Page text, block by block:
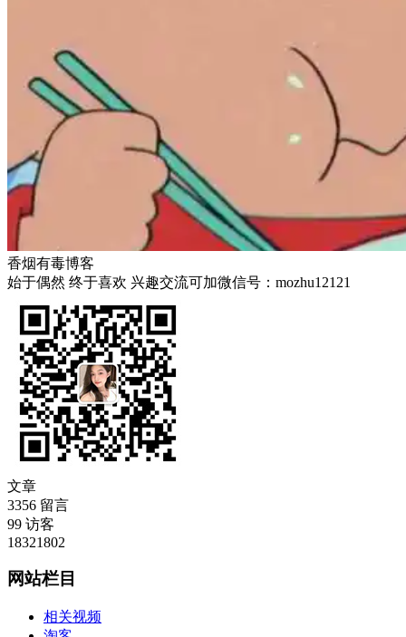
香烟有毒博客
始于偶然 终于喜欢 兴趣交流可加微信号：mozhu12121
文章
3356 留言
99 访客
18321802
网站栏目
相关视频